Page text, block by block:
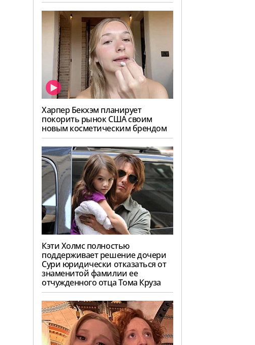
Харпер Бекхэм планирует
покорить рынок США своим
новым косметическим брендом
Кэти Холмс полностью
поддерживает решение дочери
Сури юридически отказаться от
знаменитой фамилии ее
отчужденного отца Тома Круза